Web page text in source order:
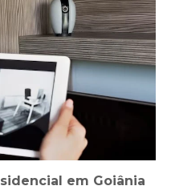
em Goiânia